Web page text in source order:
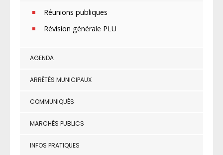
Réunions publiques
Révision générale PLU
AGENDA
ARRÊTÉS MUNICIPAUX
COMMUNIQUÉS
MARCHÉS PUBLICS
INFOS PRATIQUES